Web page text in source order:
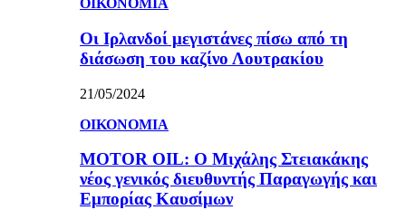
ΟΙΚΟΝΟΜΙΑ
Οι Ιρλανδοί μεγιστάνες πίσω από τη
διάσωση του καζίνο Λουτρακίου
21/05/2024
ΟΙΚΟΝΟΜΙΑ
MOTOR OIL: Ο Μιχάλης Στειακάκης
νέος γενικός διευθυντής Παραγωγής και
Εμπορίας Καυσίμων